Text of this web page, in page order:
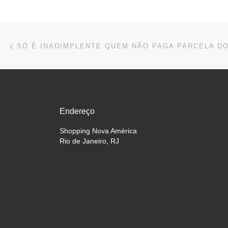
Navegação do post
Endereço
Shopping Nova América
Rio de Janeiro, RJ